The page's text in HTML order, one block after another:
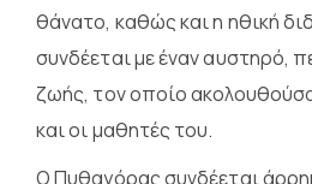
θάνατο, καθώς και η ηθική
συνδέεται με έναν αυστηρό,
ζωής, τον οποίο
και οι μαθητές του.
Ο Πυθαγόρας συνδέεται